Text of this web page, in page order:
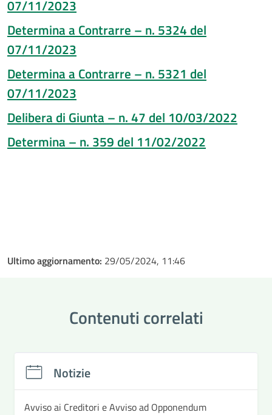
07/11/2023
Determina a Contrarre – n. 5324 del
07/11/2023
Determina a Contrarre – n. 5321 del
07/11/2023
Delibera di Giunta – n. 47 del 10/03/2022
Determina – n. 359 del 11/02/2022
Ultimo aggiornamento: 29/05/2024, 11:46
Contenuti correlati
Notizie
Avviso ai Creditori e Avviso ad Opponendum